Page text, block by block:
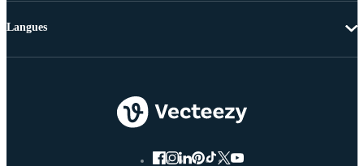
Langues